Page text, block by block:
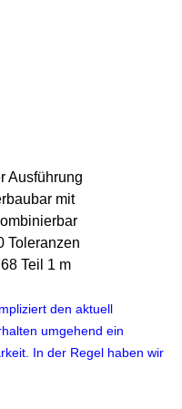
Ausführung
mit
Toleranzen
Teil 1 m
den aktuell
umgehend ein
In der Regel haben wir